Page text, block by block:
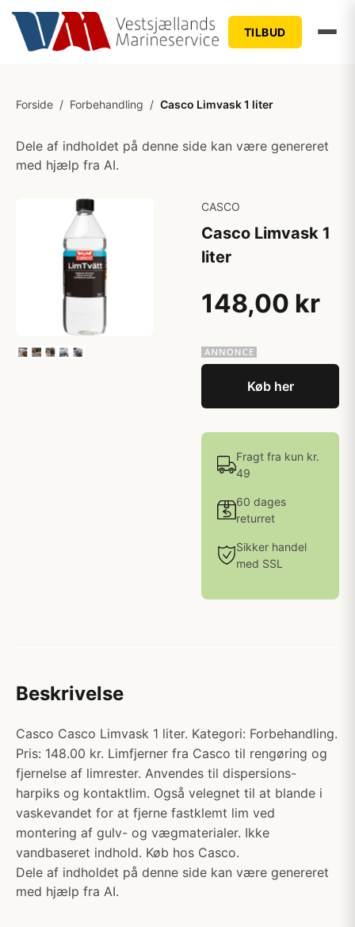
TILBUD
Forside / Forbehandling / Casco Limvask 1 liter
Dele af indholdet på denne side kan være genereret
med hjælp fra AI.
CASCO
Casco Limvask 1
liter
148,00 kr
Køb her
Fragt fra kun kr.
49
60 dages
returret
Sikker handel
med SSL
Beskrivelse
Casco Casco Limvask 1 liter. Kategori: Forbehandling.
Pris: 148.00 kr. Limfjerner fra Casco til rengøring og
fjernelse af limrester. Anvendes til dispersions-
harpiks og kontaktlim. Også velegnet til at blande i
vaskevandet for at fjerne fastklemt lim ved
montering af gulv- og vægmaterialer. Ikke
vandbaseret indhold. Køb hos Casco.
Dele af indholdet på denne side kan være genereret
med hjælp fra AI.